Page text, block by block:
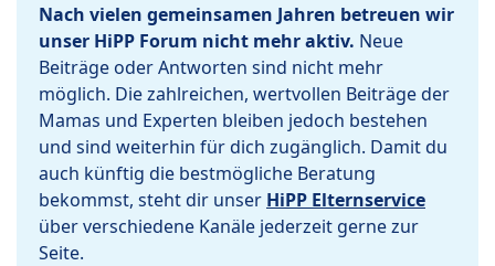
Nach vielen gemeinsamen Jahren betreuen wir
unser HiPP Forum nicht mehr aktiv. Neue
Beiträge oder Antworten sind nicht mehr
möglich. Die zahlreichen, wertvollen Beiträge der
Mamas und Experten bleiben jedoch bestehen
und sind weiterhin für dich zugänglich. Damit du
auch künftig die bestmögliche Beratung
bekommst, steht dir unser HiPP Elternservice
über verschiedene Kanäle jederzeit gerne zur
Seite.